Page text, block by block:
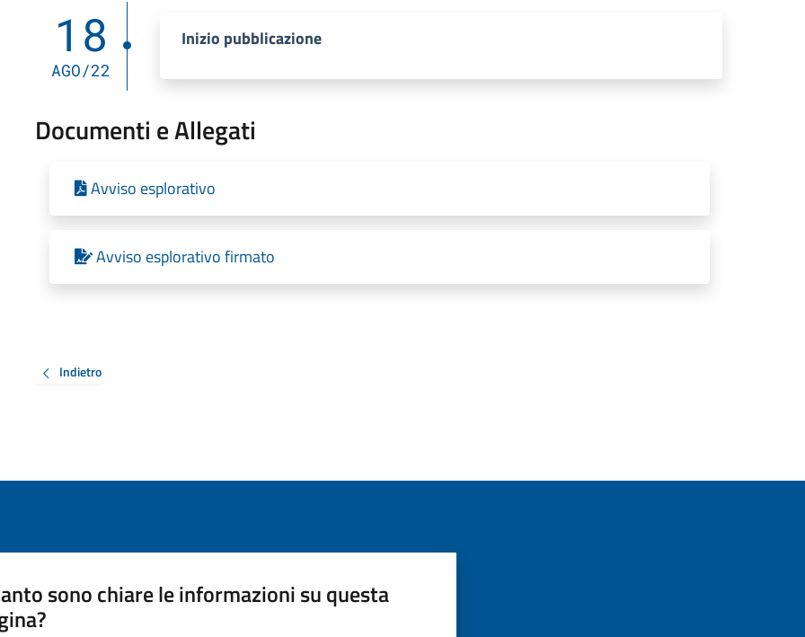
18
AGO/22
Inizio pubblicazione
Documenti e Allegati
Avviso esplorativo
Avviso esplorativo firmato
Indietro
sono chiare le informazioni su questa